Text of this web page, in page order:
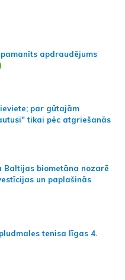
apdraudējums
par gūtajām
tikai pēc atgriešanās
Baltijas biometāna nozarē
un paplašinās
tenisa līgas 4.